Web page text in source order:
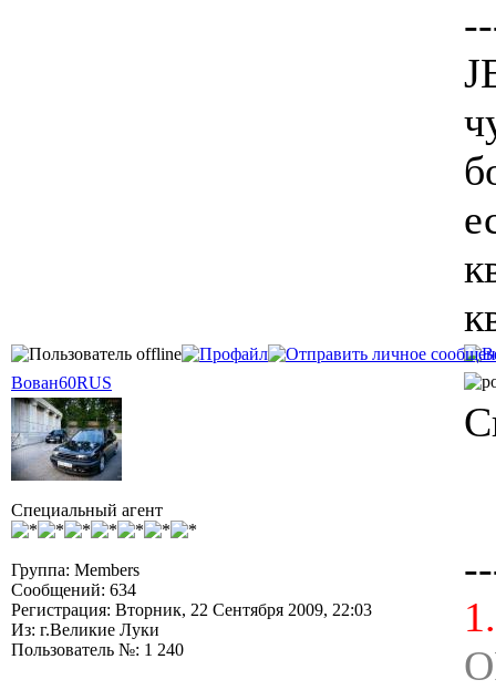
Вован60RUS
Специальный агент
Группа: Members
Сообщений: 634
Регистрация: Вторник, 22 Сентября 2009, 22:03
Из: г.Великие Луки
Пользователь №: 1 240